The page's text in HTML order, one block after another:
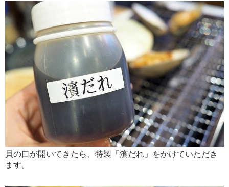
貝の口が開いてきたら、特製「濱だれ」をかけていただき
ます。